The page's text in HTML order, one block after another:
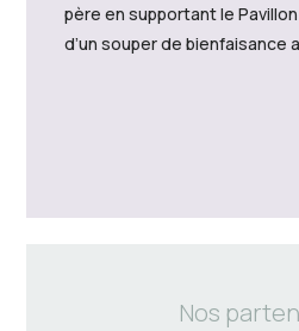
père en supportant le Pavillon
d’un souper de bienfaisance
Nos